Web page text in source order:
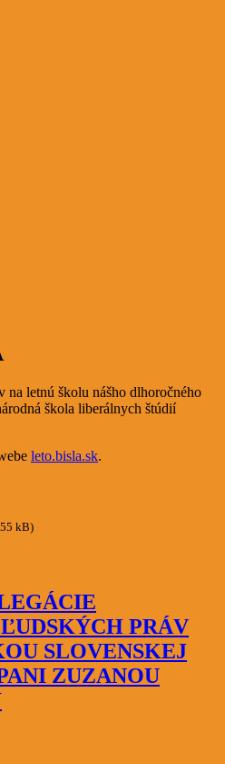
na letnú školu nášho dlhoročného
škola liberálnych štúdií
leto.bisla.sk.
kB)
PRÁV
SLOVENSKEJ
ZUZANOU